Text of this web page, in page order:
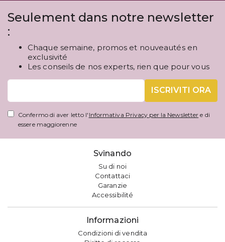
Seulement dans notre newsletter
:
Chaque semaine, promos et nouveautés en
exclusivité
Les conseils de nos experts, rien que pour vous
ISCRIVITI ORA
Confermo di aver letto l' Informativa Privacy per la Newsletter e di
essere maggiorenne
Svinando
Su di noi
Contattaci
Garanzie
Accessibilité
Informazioni
Condizioni di vendita